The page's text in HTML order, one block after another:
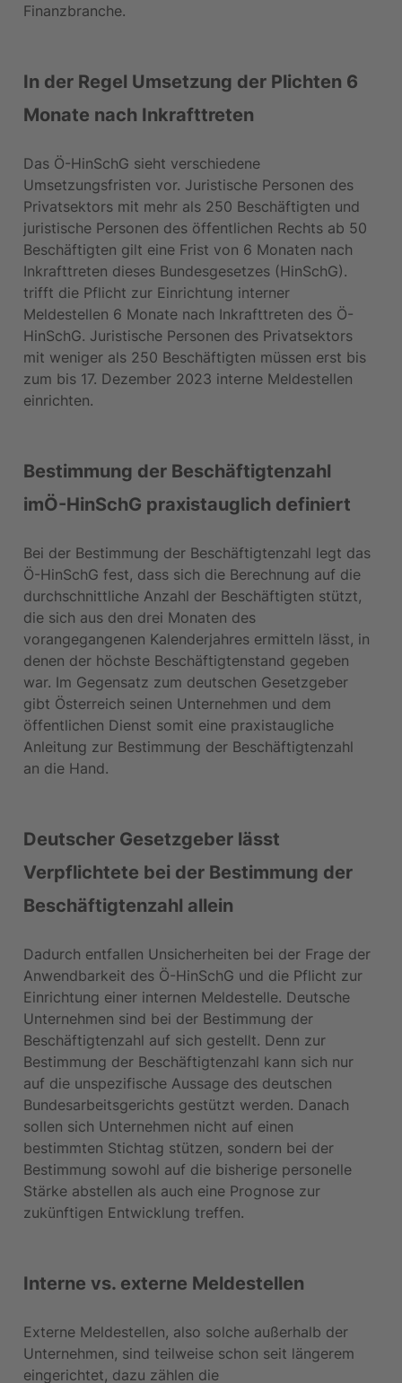
Finanzbranche.
In der Regel Umsetzung der Plichten 6
Monate nach Inkrafttreten
Das Ö-HinSchG sieht verschiedene
Umsetzungsfristen vor. Juristische Personen des
Privatsektors mit mehr als 250 Beschäftigten und
juristische Personen des öffentlichen Rechts ab 50
Beschäftigten gilt eine Frist von 6 Monaten nach
Inkrafttreten dieses Bundesgesetzes (HinSchG).
trifft die Pflicht zur Einrichtung interner
Meldestellen 6 Monate nach Inkrafttreten des Ö-
HinSchG. Juristische Personen des Privatsektors
mit weniger als 250 Beschäftigten müssen erst bis
zum bis 17. Dezember 2023 interne Meldestellen
einrichten.
Bestimmung der Beschäftigtenzahl
imÖ-HinSchG praxistauglich definiert
Bei der Bestimmung der Beschäftigtenzahl legt das
Ö-HinSchG fest, dass sich die Berechnung auf die
durchschnittliche Anzahl der Beschäftigten stützt,
die sich aus den drei Monaten des
vorangegangenen Kalenderjahres ermitteln lässt, in
denen der höchste Beschäftigtenstand gegeben
war. Im Gegensatz zum deutschen Gesetzgeber
gibt Österreich seinen Unternehmen und dem
öffentlichen Dienst somit eine praxistaugliche
Anleitung zur Bestimmung der Beschäftigtenzahl
an die Hand.
Deutscher Gesetzgeber lässt
Verpflichtete bei der Bestimmung der
Beschäftigtenzahl allein
Dadurch entfallen Unsicherheiten bei der Frage der
Anwendbarkeit des Ö-HinSchG und die Pflicht zur
Einrichtung einer internen Meldestelle. Deutsche
Unternehmen sind bei der Bestimmung der
Beschäftigtenzahl auf sich gestellt. Denn zur
Bestimmung der Beschäftigtenzahl kann sich nur
auf die unspezifische Aussage des deutschen
Bundesarbeitsgerichts gestützt werden. Danach
sollen sich Unternehmen nicht auf einen
bestimmten Stichtag stützen, sondern bei der
Bestimmung sowohl auf die bisherige personelle
Stärke abstellen als auch eine Prognose zur
zukünftigen Entwicklung treffen.
Interne vs. externe Meldestellen
Externe Meldestellen, also solche außerhalb der
Unternehmen, sind teilweise schon seit längerem
eingerichtet, dazu zählen die